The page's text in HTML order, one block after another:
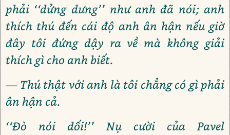
phải ‘‘dửng dưng’’ như anh đã nói; anh
thích thú đến cái độ anh ân hận nếu giờ
đây tôi đứng dậy ra về mà không giải
thích gì cho anh biết.
— Thú thật với anh là tôi chẳng có gì phải
ân hận cả.
‘‘Đò nói dối!’’ Nụ cười của Pavel